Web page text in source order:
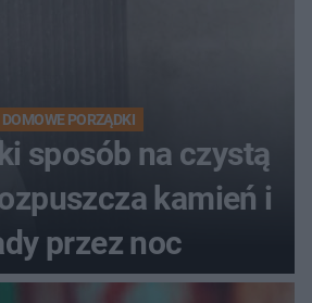
DOMOWE PORZĄDKI
sposób na czystą
kamień i
przez noc